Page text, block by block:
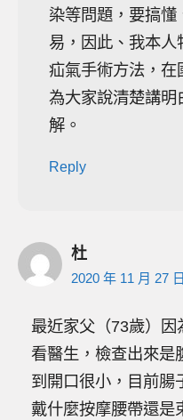
染等問題，要搞
易，因此、我本人
疝氣手術方法，在
為大家說清楚講明
解。
Reply
杜
2020 年 11 月 27
最近家父（73歲）
看醫生，檢查出來是
到開口很小，目前腸
戴什麼按摩腰帶還是